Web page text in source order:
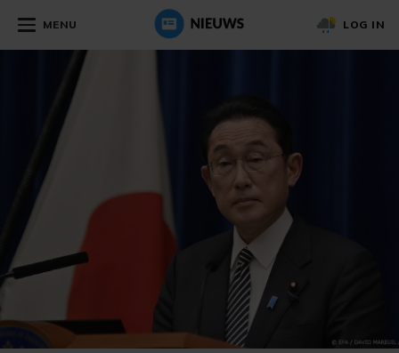
MENU LOG IN